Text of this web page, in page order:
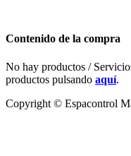
Contenido de la compra
No hay productos /
productos pulsando aquí.
Copyright © Espacontrol